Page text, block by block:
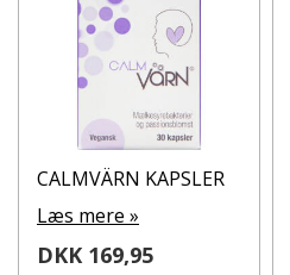
CALMVÄRN KAPSLER
Læs mere »
DKK 169,95